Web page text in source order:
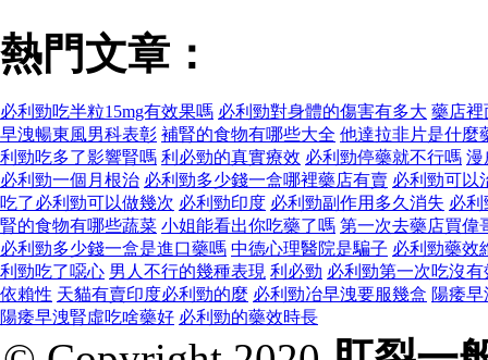
熱門文章：
必利勁吃半粒15mg有效果嗎 必利勁對身體的傷害有多大 藥店裡
早洩暢東風男科表彰 補腎的食物有哪些大全 他達拉非片是什麼
利勁吃多了影響腎嗎 利必勁的真實療效 必利勁停藥就不行嗎 漫
必利勁一個月根治 必利勁多少錢一盒哪裡藥店有賣 必利勁可以
吃了必利勁可以做幾次 必利勁印度 必利勁副作用多久消失 必
腎的食物有哪些蔬菜 小姐能看出你吃藥了嗎 第一次去藥店買偉
必利勁多少錢一盒是進口藥嗎 中德心理醫院是騙子 必利勁藥效
利勁吃了噁心 男人不行的幾種表現 利必勁 必利勁第一次吃沒有
依賴性 天貓有賣印度必利勁的麼 必利勁冶早洩要服幾盒 陽痿
陽痿早洩腎虛吃啥藥好 必利勁的藥效時長